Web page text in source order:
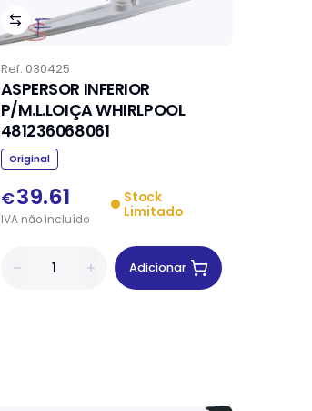
Ref. 030425
ASPERSOR INFERIOR
P/M.L.LOIÇA WHIRLPOOL
481236068061
Original
€39.61
IVAnãoincluído
Stock
Limitado
Adicionar